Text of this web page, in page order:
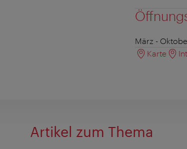
März -
Karte
Artikel zum Thema